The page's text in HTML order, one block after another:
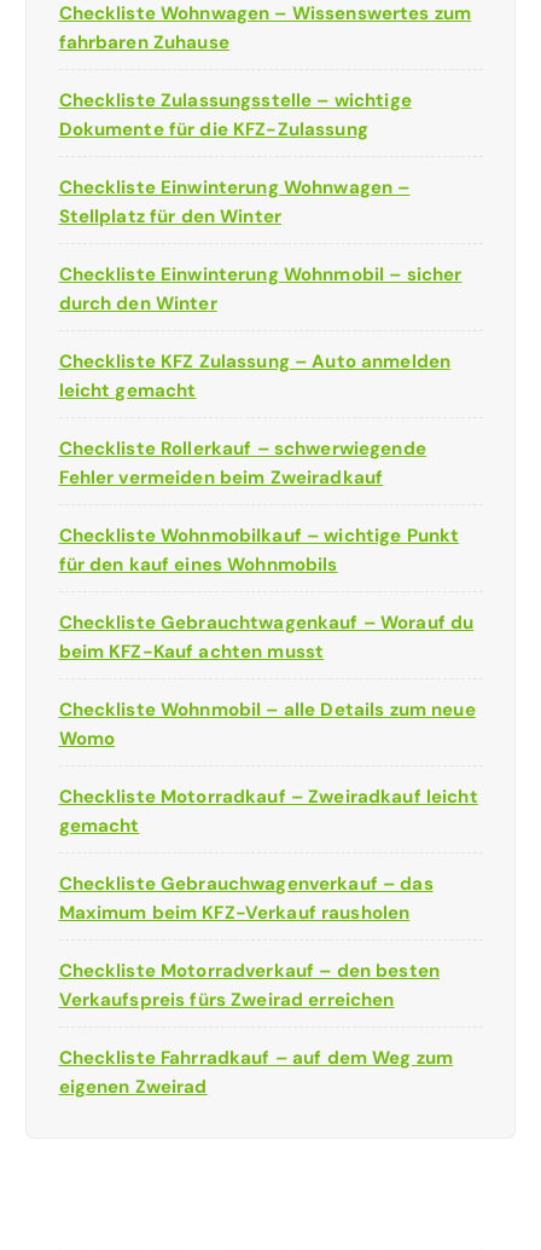
Checkliste Wohnwagen – Wissenswertes zum
fahrbaren Zuhause
Checkliste Zulassungsstelle – wichtige
Dokumente für die KFZ-Zulassung
Checkliste Einwinterung Wohnwagen –
Stellplatz für den Winter
Checkliste Einwinterung Wohnmobil – sicher
durch den Winter
Checkliste KFZ Zulassung – Auto anmelden
leicht gemacht
Checkliste Rollerkauf – schwerwiegende
Fehler vermeiden beim Zweiradkauf
Checkliste Wohnmobilkauf – wichtige Punkt
für den kauf eines Wohnmobils
Checkliste Gebrauchtwagenkauf – Worauf du
beim KFZ-Kauf achten musst
Checkliste Wohnmobil – alle Details zum neue
Womo
Checkliste Motorradkauf – Zweiradkauf leicht
gemacht
Checkliste Gebrauchwagenverkauf – das
Maximum beim KFZ-Verkauf rausholen
Checkliste Motorradverkauf – den besten
Verkaufspreis fürs Zweirad erreichen
Checkliste Fahrradkauf – auf dem Weg zum
eigenen Zweirad